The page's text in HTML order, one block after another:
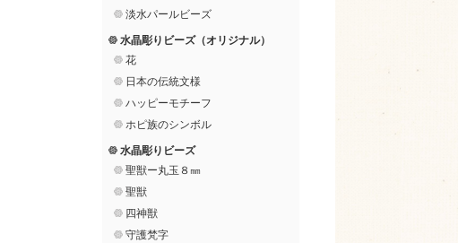
淡水パールビーズ
水晶彫りビーズ（オリジナル）
花
日本の伝統文様
ハッピーモチーフ
ホピ族のシンボル
水晶彫りビーズ
聖獣ー丸玉８㎜
聖獣
四神獣
守護梵字